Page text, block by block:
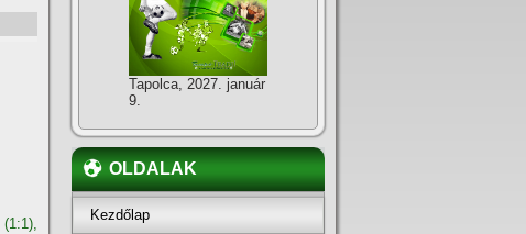
Tapolca, 2027. január
9.
OLDALAK
Kezdőlap